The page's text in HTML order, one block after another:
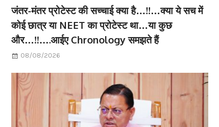
जंतर-मंतर प्रोटेस्ट की सच्चाई क्या है…!!…क्या ये सच में
कोई छात्र या NEET का प्रोटेस्ट था…या कुछ
और…!!….आईए Chronology समझते हैं
08/08/2026